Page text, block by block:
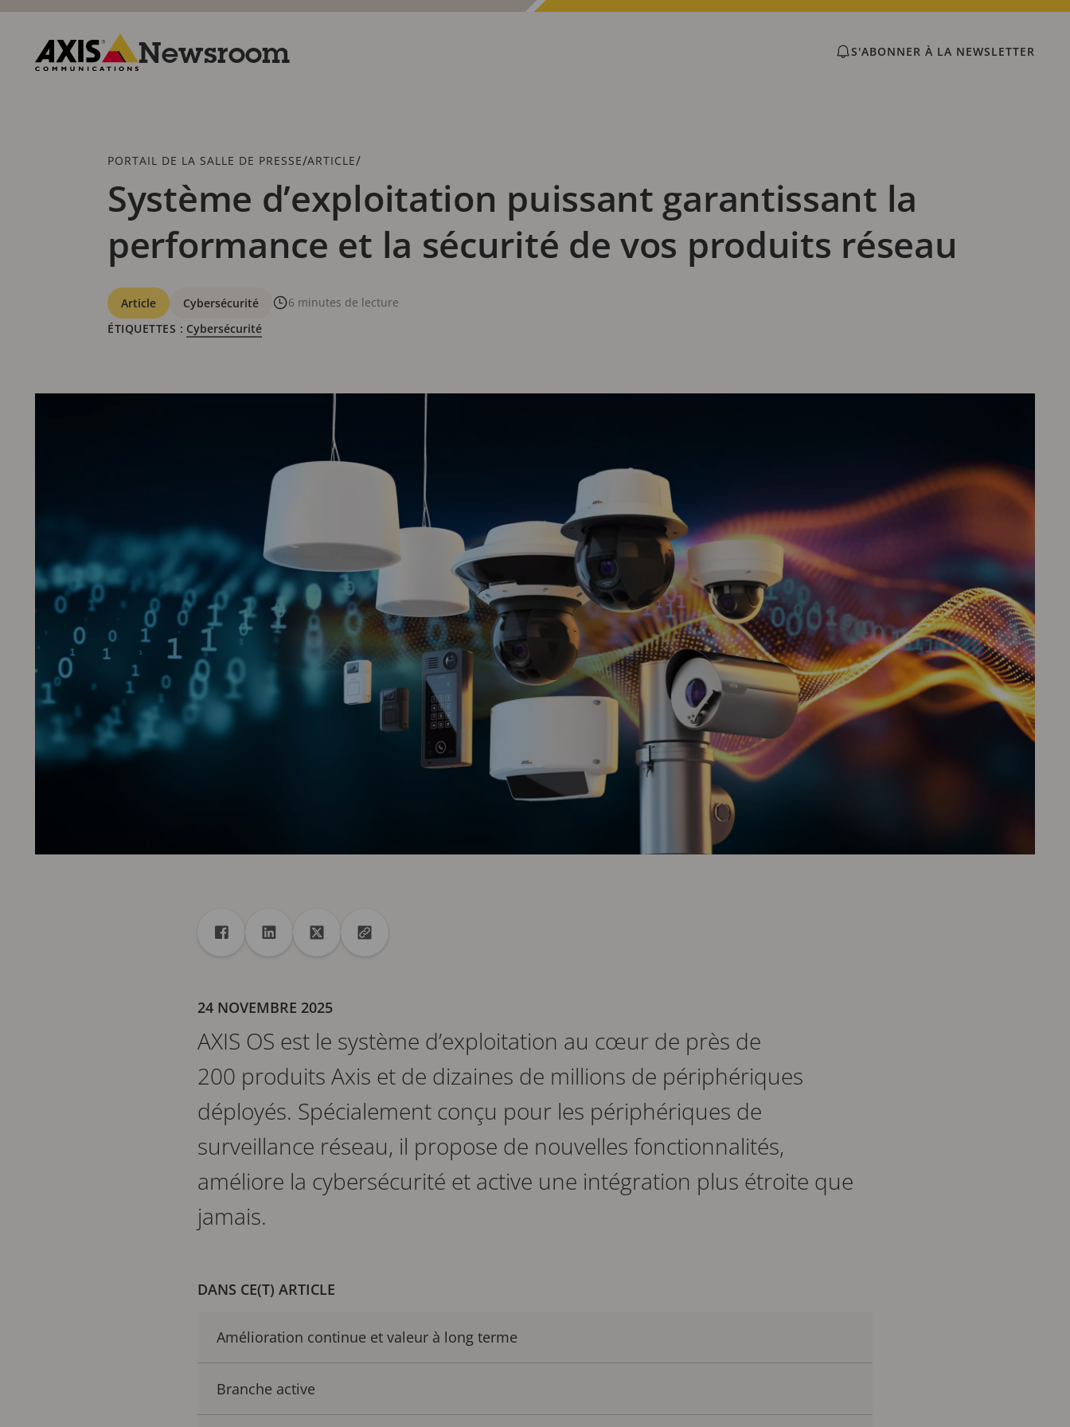
Passer
contenu
principal
Newsroom S'ABONNER À LA NEWSLETTER
Fil
PORTAIL DE LA SALLE DE PRESSE/ARTICLE/
Système d’exploitation puissant garantissant la
performance et la sécurité de vos produits réseau
Catégories
Article Cybersécurité
6 minutes de lecture
ÉTIQUETTES : Cybersécurité
Partager
Partager dans Facebook
Partager dans Linkedin
Partager dans XCopier url dans le presse-papiers
24 NOVEMBRE 2025
AXIS OS est le système d’exploitation au cœur de près de
200 produits Axis et de dizaines de millions de périphériques
déployés. Spécialement conçu pour les périphériques de
surveillance réseau, il propose de nouvelles fonctionnalités,
améliore la cybersécurité et active une intégration plus étroite que
jamais.
DANS CE(T) ARTICLE
Amélioration continue et valeur à long terme
Branche active